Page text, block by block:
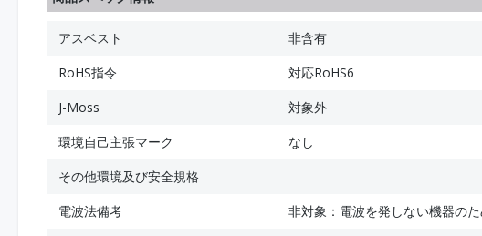
アスベスト
非含有
RoHS指令
対応RoHS6
J-Moss
対象外
環境自己主張マーク
なし
その他環境及び安全規格
電波法備考
非対象：電波を発しない機器の